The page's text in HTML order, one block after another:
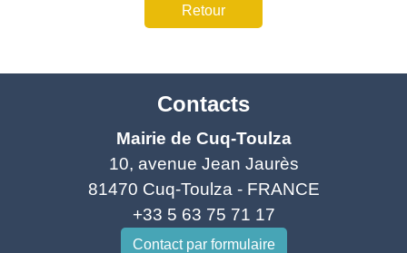
Retour
Contacts
Mairie de Cuq-Toulza
10, avenue Jean Jaurès
81470 Cuq-Toulza - FRANCE
+33 5 63 75 71 17
Contact par formulaire